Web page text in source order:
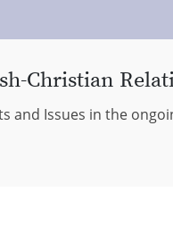
Christian
and Issues in the